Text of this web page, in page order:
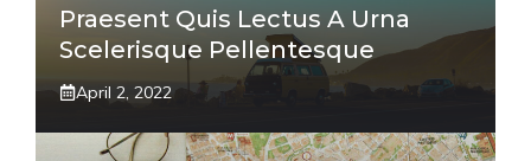
Praesent Quis Lectus A Urna
Scelerisque Pellentesque
April 2, 2022